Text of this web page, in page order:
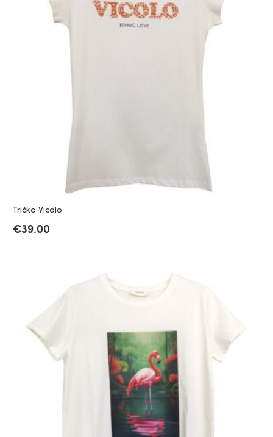
Tričko Vicolo
€39.00